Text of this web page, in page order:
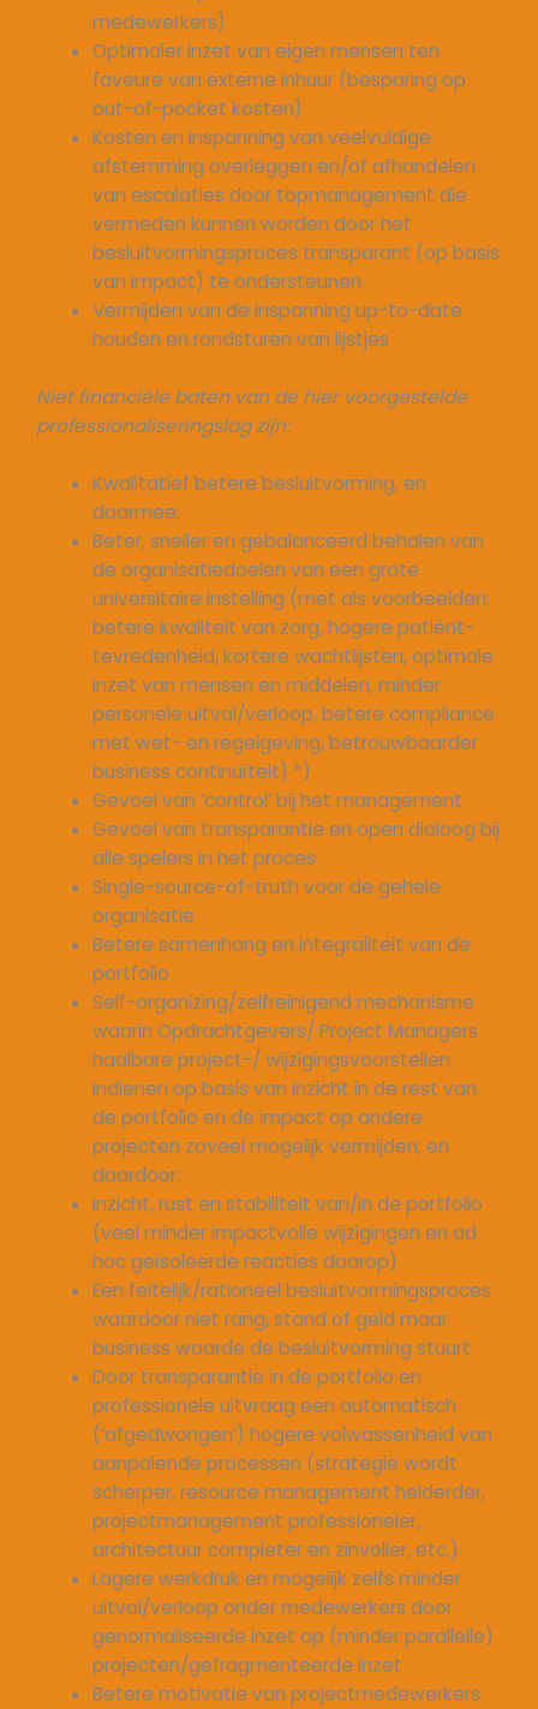
medewerkers)
Optimaler inzet van eigen mensen ten
faveure van externe inhuur (besparing op
out-of-pocket kosten)
Kosten en inspanning van veelvuldige
afstemming overleggen en/of afhandelen
van escalaties door topmanagement die
vermeden kunnen worden door het
besluitvormingsproces transparant (op basis
van impact) te ondersteunen
Vermijden van de inspanning up-to-date
houden en rondsturen van lijstjes
Niet financiële baten van de hier voorgestelde
professionaliseringslag zijn:
Kwalitatief betere besluitvorming, en
daarmee:
Beter, sneller en gebalanceerd behalen van
de organisatiedoelen van een grote
universitaire instelling (met als voorbeelden:
betere kwaliteit van zorg, hogere patiënt-
tevredenheid, kortere wachtlijsten, optimale
inzet van mensen en middelen, minder
personele uitval/verloop, betere compliance
met wet- en regelgeving, betrouwbaarder
business continuïteit) *)
Gevoel van ‘control’ bij het management
Gevoel van transparantie en open dialoog bij
alle spelers in het proces
Single-source-of-truth voor de gehele
organisatie
Betere samenhang en integraliteit van de
portfolio
Self-organizing/zelfreinigend mechanisme
waarin Opdrachtgevers/ Project Managers
haalbare project-/ wijzigingsvoorstellen
indienen op basis van inzicht in de rest van
de portfolio en de impact op andere
projecten zoveel mogelijk vermijden; en
daardoor:
Inzicht, rust en stabiliteit van/in de portfolio
(veel minder impactvolle wijzigingen en ad
hoc geïsoleerde reacties daarop)
Een feitelijk/rationeel besluitvormingsproces
waardoor niet rang, stand of geld maar
business waarde de besluitvorming stuurt
Door transparantie in de portfolio en
professionele uitvraag een automatisch
(‘afgedwongen’) hogere volwassenheid van
aanpalende processen (strategie wordt
scherper, resource management helderder,
projectmanagement professioneler,
architectuur completer en zinvoller, etc.)
Lagere werkdruk en mogelijk zelfs minder
uitval/verloop onder medewerkers door
genormaliseerde inzet op (minder parallelle)
projecten/gefragmenteerde inzet
Betere motivatie van projectmedewerkers